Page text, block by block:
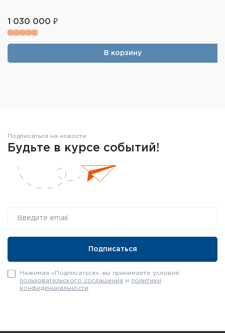
1 030 000 ₽
В корзину
Подписаться на новости
Будьте в курсе событий!
Нажимая «Подписаться», вы принимаете условия
пользовательского соглашения и политики
конфиденциальности